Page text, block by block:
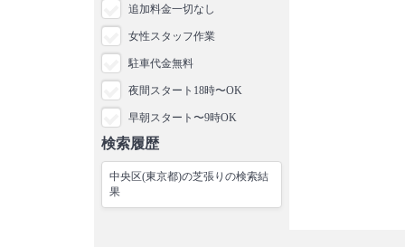
追加料金一切なし
女性スタッフ作業
駐車代金無料
夜間スタート18時〜OK
早朝スタート〜9時OK
検索履歴
中央区(東京都)の芝張りの検索結
果